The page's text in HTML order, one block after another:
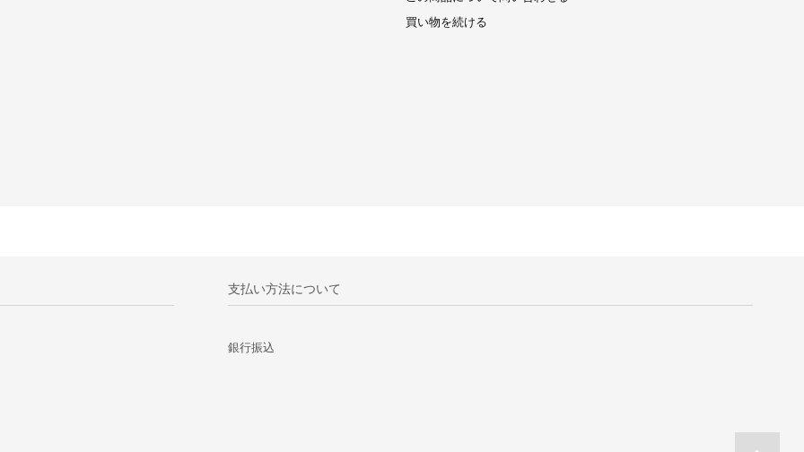
買い物を続ける
支払い方法について
銀行振込